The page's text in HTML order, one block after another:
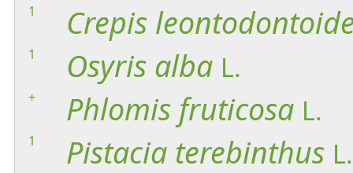
1 Crepis
1 Osyris alba L.
+ Phlomis fruticosa L.
1 Pistacia terebinthus L.